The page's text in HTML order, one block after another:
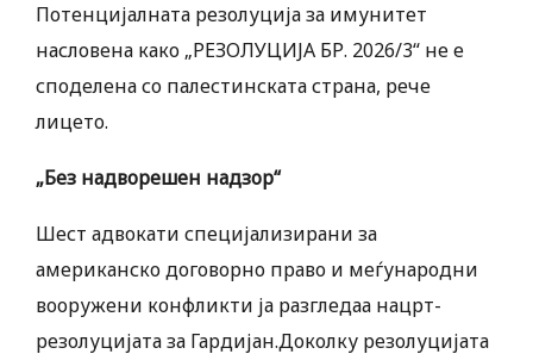
Потенцијалната резолуција за имунитет
насловена како „РЕЗОЛУЦИЈА БР. 2026/3“ не е
споделена со палестинската страна, рече
лицето.
„Без надворешен надзор“
Шест адвокати специјализирани за
американско договорно право и меѓународни
вооружени конфликти ја разгледаа нацрт-
резолуцијата за Гардијан.Доколку резолуцијата